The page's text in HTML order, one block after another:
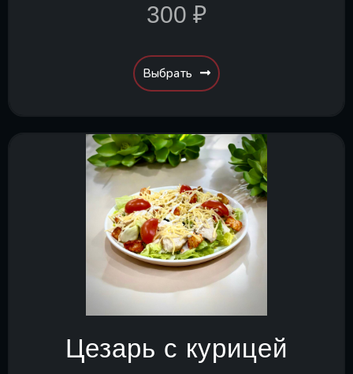
300 ₽
Выбрать
Цезарь с курицей